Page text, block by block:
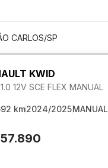
CARLOS/SP
KWID
12V SCE FLEX MANUAL
km2024/2025MANUAL